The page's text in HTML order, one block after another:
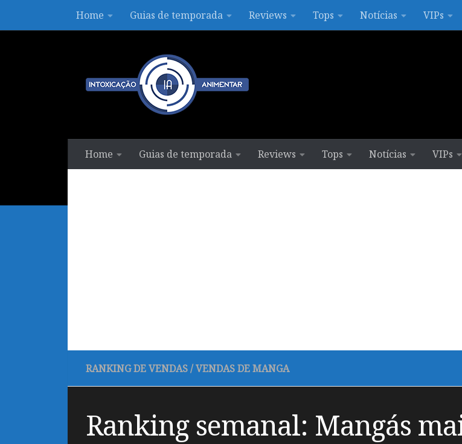
Skip to contentHome Guias de temporada Reviews Tops Notícias VIPs
Home Guias de temporada Reviews Tops Notícias VIPs
RANKING DE VENDAS/VENDAS DE MANGA
Ranking semanal: Mangás